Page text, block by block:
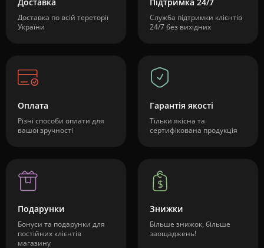
Доставка по всій тереторії
України
Служба підтримки клієнтів
24/7 без вихідних
Оплата
Різні способи оплати для
вашої зручності
Гарантія якості
Тільки якісна та
сертифікована продукція
Подарунки
Бонуси та подарунки для
постійних клієнтів
магазину
Знижки
Більше знижок, більше
заощаджень!